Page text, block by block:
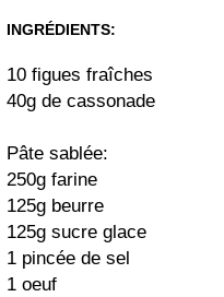
INGRÉDIENTS:
10 figues fraîches
40g de cassonade
Pâte sablée:
250g farine
125g beurre
125g sucre glace
1 pincée de sel
1 oeuf